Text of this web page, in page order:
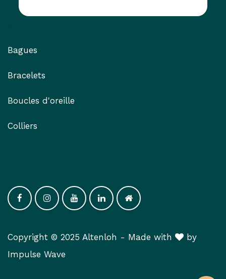
Bagues
Bracelets
Boucles d'oreille
Colliers
Copyright © 2025 Altenloh - Made with
​ by
Impulse Wav​e